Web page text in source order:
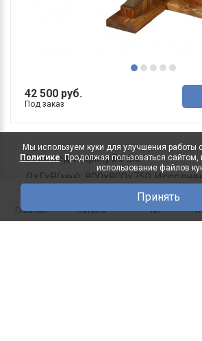
42 500 руб.
Под заказ
Стол под старину Бочка
ДхГхВ(мм): 800х800х750
столешницы: Массив сосны ..
Мы используем куки для улучшения работы
Политике. Продолжая пользоваться сайтом,
использование файлов
Принять
Главная Каталог Чат